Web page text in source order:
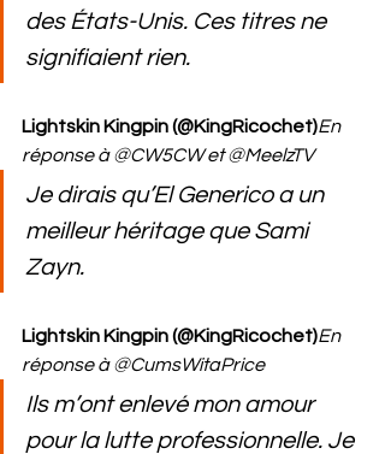
des États-Unis. Ces titres ne
signifiaient rien.
Lightskin Kingpin (@KingRicochet)En
réponse à @CW5CW et @MeelzTV
Je dirais qu’El Generico a un
meilleur héritage que Sami
Zayn.
Lightskin Kingpin (@KingRicochet)En
réponse à @CumsWitaPrice
Ils m’ont enlevé mon amour
pour la lutte professionnelle. Je